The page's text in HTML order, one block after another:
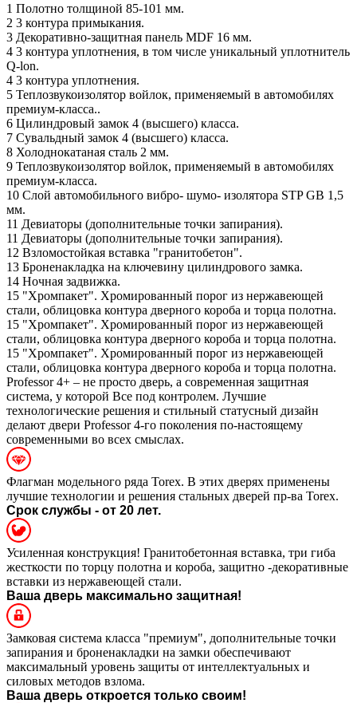
1 Полотно толщиной 85-101 мм.
2 3 контура примыкания.
3 Декоративно-защитная панель MDF 16 мм.
4 3 контура уплотнения, в том числе уникальный уплотнитель
Q-lon.
4 3 контура уплотнения.
5 Теплозвукоизолятор войлок, применяемый в автомобилях
премиум-класса..
6 Цилиндровый замок 4 (высшего) класса.
7 Сувальдный замок 4 (высшего) класса.
8 Холоднокатаная сталь 2 мм.
9 Теплозвукоизолятор войлок, применяемый в автомобилях
премиум-класса.
10 Слой автомобильного вибро- шумо- изолятора STP GB 1,5
мм.
11 Девиаторы (дополнительные точки запирания).
11 Девиаторы (дополнительные точки запирания).
12 Взломостойкая вставка "гранитобетон".
13 Броненакладка на ключевину цилиндрового замка.
14 Ночная задвижка.
15 "Хромпакет". Хромированный порог из нержавеющей
стали, облицовка контура дверного короба и торца полотна.
15 "Хромпакет". Хромированный порог из нержавеющей
стали, облицовка контура дверного короба и торца полотна.
15 "Хромпакет". Хромированный порог из нержавеющей
стали, облицовка контура дверного короба и торца полотна.
Professor 4+ – не просто дверь, а современная защитная
система, у которой Все под контролем. Лучшие
технологические решения и стильный статусный дизайн
делают двери Professor 4-го поколения по-настоящему
современными во всех смыслах.
Флагман модельного ряда Torex. В этих дверях применены
лучшие технологии и решения стальных дверей пр-ва Torex.
Срок службы - от 20 лет.
Усиленная конструкция! Гранитобетонная вставка, три гиба
жесткости по торцу полотна и короба, защитно -декоративные
вставки из нержавеющей стали.
Ваша дверь максимально защитная!
Замковая система класса "премиум", дополнительные точки
запирания и броненакладки на замки обеспечивают
максимальный уровень защиты от интеллектуальных и
силовых методов взлома.
Ваша дверь откроется только своим!